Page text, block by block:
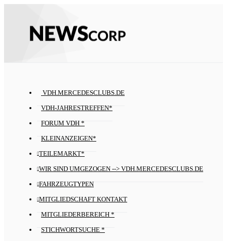
VDH.MERCEDESCLUBS.DE
VDH-JAHRESTREFFEN*
FORUM VDH *
KLEINANZEIGEN*
TEILEMARKT*
WIR SIND UMGEZOGEN --> VDH.MERCEDESCLUBS.DE
FAHRZEUGTYPEN
MITGLIEDSCHAFT KONTAKT
MITGLIEDERBEREICH *
STICHWORTSUCHE *